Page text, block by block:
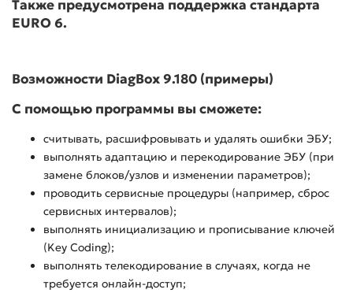
Также предусмотрена поддержка стандарта
EURO 6.
Возможности DiagBox 9.180 (примеры)
С помощью программы вы сможете:
считывать, расшифровывать и удалять ошибки ЭБУ;
выполнять адаптацию и перекодирование ЭБУ (при
замене блоков/узлов и изменении параметров);
проводить сервисные процедуры (например, сброс
сервисных интервалов);
выполнять инициализацию и прописывание ключей
(Key Coding);
выполнять телекодирование в случаях, когда не
требуется онлайн-доступ;